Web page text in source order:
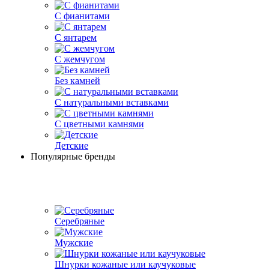
С фианитами
С янтарем
С жемчугом
Без камней
С натуральными вставками
С цветными камнями
Детские
Популярные бренды
Серебряные
Мужские
Шнурки кожаные или каучуковые